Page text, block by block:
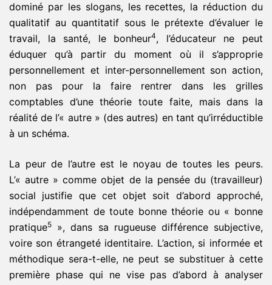
dominé par les slogans, les recettes, la réduction du
qualitatif au quantitatif sous le prétexte d’évaluer le
travail, la santé, le bonheur4, l’éducateur ne peut
éduquer qu’à partir du moment où il s’approprie
personnellement et inter-personnellement son action,
non pas pour la faire rentrer dans les grilles
comptables d’une théorie toute faite, mais dans la
réalité de l’« autre » (des autres) en tant qu’irréductible
à un schéma.
La peur de l’autre est le noyau de toutes les peurs.
L’« autre » comme objet de la pensée du (travailleur)
social justifie que cet objet soit d’abord approché,
indépendamment de toute bonne théorie ou « bonne
pratique5
», dans sa rugueuse différence subjective,
voire son étrangeté identitaire. L’action, si informée et
méthodique sera-t-elle, ne peut se substituer à cette
première phase qui ne vise pas d’abord à analyser